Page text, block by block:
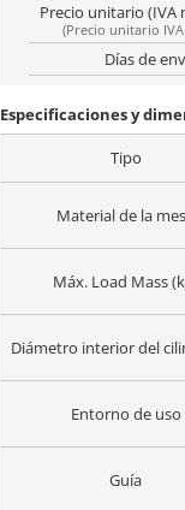
Precio unitario (IVA
(Precio unitario
Días de
Especificaciones y
Tipo
Material de la
Máx. Load Mass
Diámetro interior del
Entorno de uso
Guía